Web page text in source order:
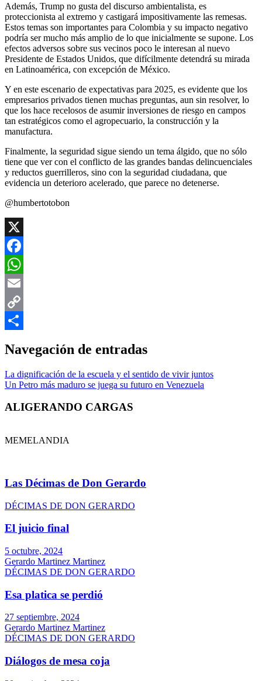
Además, Trump no gusta del discurso ambientalista, es
proteccionista al extremo y castigará impositivamente las remesas.
Estos temas son importantes para Colombia y su impacto negativo
podría ser mucho más amplio de lo que inicialmente se supone. Los
efectos adversos sobre sus vecinos poco le interesan al nuevo
Presidente de Estados Unidos, que difícilmente detendrá su mirada
en Latinoamérica, con excepción de México.
Y en este escenario de expectativas para 2025, es evidente que los
empresarios privados tienen muchas preguntas, aun sin resolver, lo
que los hace recelosos de asumir inversiones de riesgo en campos
tan estratégicos como el agropecuario, la construcción y la
manufactura.
Finalmente, la seguridad sigue siendo un tema álgido, que no sólo
tiene que ver con el conflicto de las grandes bandas delincuenciales
y reductos guerrilleros, sino con la seguridad ciudadana, que
evidencia un deterioro acelerado, que parece no detenerse.
@humbertotobon
X
Facebook
WhatsApp
Email
Copy
Navegación de entradas
La dignificación de la escuela y el sentido de vivir juntos
Un Petro más maduro se juega su futuro en Venezuela
ALIGERANDO CARGAS
MEMELANDIA
Las Décimas de Don Gerardo
DÉCIMAS DE DON GERARDO
El juicio final
5 octubre, 2024
Gerardo Martinez Martinez
DÉCIMAS DE DON GERARDO
Esa platica se perdió
27 septiembre, 2024
Gerardo Martinez Martinez
DÉCIMAS DE DON GERARDO
Diálogos de mesa coja